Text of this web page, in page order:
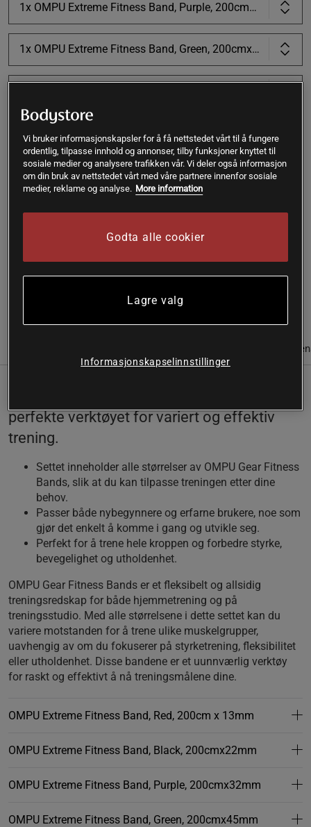
1x OMPU Extreme Fitness Band, Purple, 200cmx32mm
1x OMPU Extreme Fitness Band, Green, 200cmx45mm
Kjøp
Gratis frakt over 399 kr Gratis retur 14 dagers angrerett
OMPU Gear Fitness Bands er et fleksibelt og allsidig
treningsredskap for både hjemmetrening og på
treningsstudio
Næringsinformasjon &
perfekte verktøyet for variert og effektiv
trening.
Settet inneholder alle størrelser av OMPU Gear Fitness
Bands, slik at du kan tilpasse treningen etter dine
behov.
Passer både nybegynnere og erfarne brukere, noe som
gjør det enkelt å komme i gang og utvikle seg.
Perfekt for å trene hele kroppen og forbedre styrke,
bevegelighet og utholdenhet.
OMPU Gear Fitness Bands er et fleksibelt og allsidig
treningsredskap for både hjemmetrening og på
treningsstudio. Med alle størrelsene i dette settet kan du
variere motstanden for å trene ulike muskelgrupper,
uavhengig av om du fokuserer på styrketrening, fleksibilitet
eller utholdenhet. Disse bandene er et uunnværlig verktøy
for raskt og effektivt å nå treningsmålene dine.
OMPU Extreme Fitness Band, Red, 200cm x 13mm
OMPU Extreme Fitness Band, Black, 200cmx22mm
OMPU Extreme Fitness Band, Purple, 200cmx32mm
OMPU Extreme Fitness Band, Green, 200cmx45mm
Vi bruker informasjonskapsler for å få nettstedet vårt til å fungere
ordentlig, tilpasse innhold og annonser, tilby funksjoner knyttet til
sosiale medier og analysere trafikken vår. Vi deler også informasjon
om din bruk av nettstedet vårt med våre partnere innenfor sosiale
medier, reklame og analyse. More information
Godta alle cookier
Lagre valg
Informasjonskapselinnstillinger